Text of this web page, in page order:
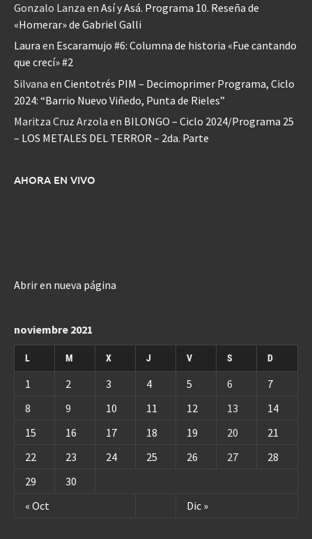
Gonzalo Lanza en Así y Asá. Programa 10. Reseña de
«Homerar» de Gabriel Galli
Laura en Escaramujo #6: Columna de historia «Fue cantando
que crecí» #2
Silvana en Cientotrés PIM – Decimoprimer Programa, Ciclo
2024: “Barrio Nuevo Viñedo, Punta de Rieles”
Maritza Cruz Arzola en BILONGO – Ciclo 2024/Programa 25
– LOS METALES DEL TERROR – 2da. Parte
AHORA EN VIVO
Abrir en nueva página
noviembre 2021
L M X J V S D
« Oct Dic »
1 2 3 4 5 6
7
8
9 10 11 12 13
14
15
16 17 18 19 20
21
22
23 24 25 26 27
28
29
30